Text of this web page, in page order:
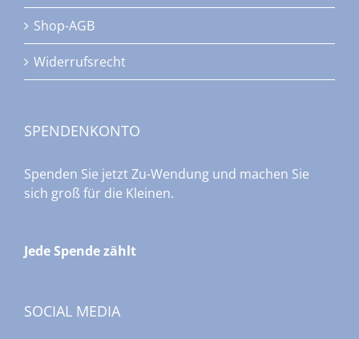
Shop-AGB
Widerrufsrecht
SPENDENKONTO
Spenden Sie jetzt Zu-Wendung und machen Sie
sich groß für die Kleinen.
Jede Spende zählt
SOCIAL MEDIA